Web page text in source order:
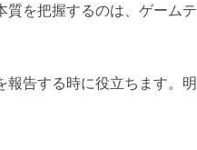
質を把握するのは、ゲームテ
報告する時に役立ちます。明